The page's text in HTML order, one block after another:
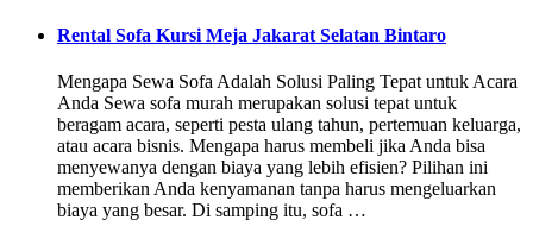
Rental Sofa Kursi Meja Jakarat Selatan Bintaro
Mengapa Sewa Sofa Adalah Solusi Paling Tepat untuk Acara
Anda Sewa sofa murah merupakan solusi tepat untuk
beragam acara, seperti pesta ulang tahun, pertemuan keluarga,
atau acara bisnis. Mengapa harus membeli jika Anda bisa
menyewanya dengan biaya yang lebih efisien? Pilihan ini
memberikan Anda kenyamanan tanpa harus mengeluarkan
biaya yang besar. Di samping itu, sofa …